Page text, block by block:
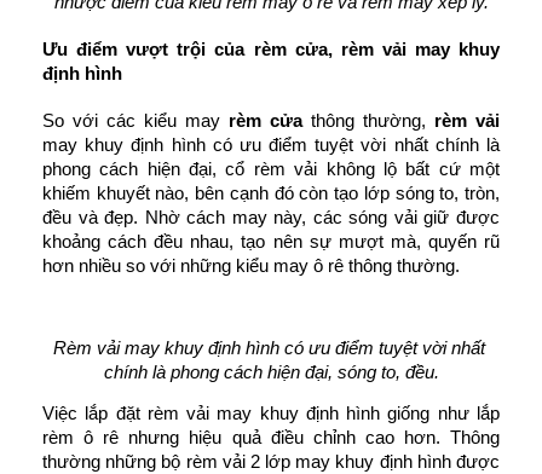
Ưu điểm vượt trội của rèm cửa, rèm vải may khuy
định hình
So với các kiểu may rèm cửa thông thường, rèm vải
may khuy định hình có ưu điểm tuyệt vời nhất chính là
phong cách hiện đại, cổ rèm vải không lộ bất cứ một
khiếm khuyết nào, bên cạnh đó còn tạo lớp sóng to, tròn,
đều và đẹp. Nhờ cách may này, các sóng vải giữ được
khoảng cách đều nhau, tạo nên sự mượt mà, quyến rũ
hơn nhiều so với những kiểu may ô rê thông thường.
Rèm vải may khuy định hình có ưu điểm tuyệt vời nhất
chính là phong cách hiện đại, sóng to, đều.
Việc lắp đặt rèm vải may khuy định hình giống như lắp
rèm ô rê nhưng hiệu quả điều chỉnh cao hơn. Thông
thường những bộ rèm vải 2 lớp may khuy định hình được